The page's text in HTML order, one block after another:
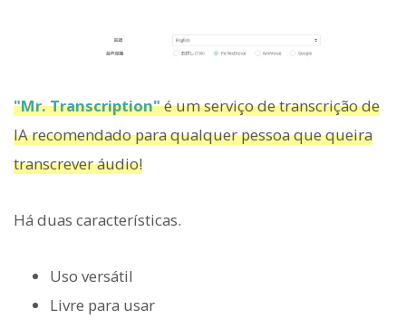
"Mr. Transcription"é um serviço de transcrição de
IA recomendado para qualquer pessoa que queira
transcrever áudio!
Há duas características.
Uso versátil
Livre para usar